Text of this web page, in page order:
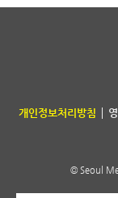
개인정보처리방침
© Seoul